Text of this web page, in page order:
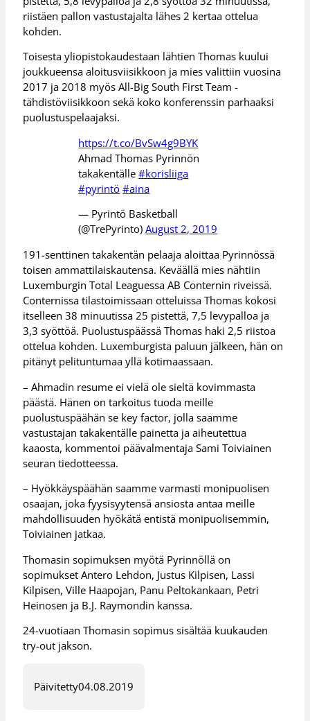
riistäen pallon vastustajalta lähes 2 kertaa ottelua
kohden.
Toisesta yliopistokaudestaan lähtien Thomas kuului
joukkueensa aloitusviisikkoon ja mies valittiin vuosina
2017 ja 2018 myös All-Big South First Team -
tähdistöviisikkoon sekä koko konferenssin parhaaksi
puolustuspelaajaksi.
https://t.co/BvSw4g9BYK
Ahmad Thomas Pyrinnön
takakentälle#korisliiga
#pyrintö #aina
— Pyrintö Basketball
(@TrePyrinto)August 2, 2019
191-senttinen takakentän pelaaja aloittaa Pyrinnössä
toisen ammattilaiskautensa. Keväällä mies nähtiin
Luxemburgin Total Leaguessa AB Conternin riveissä.
Conternissa tilastoimissaan otteluissa Thomas kokosi
itselleen 38 minuutissa 25 pistettä, 7,5 levypalloa ja
3,3 syöttöä. Puolustuspäässä Thomas haki 2,5 riistoa
ottelua kohden. Luxemburgista paluun jälkeen, hän on
pitänyt pelituntumaa yllä kotimaassaan.
– Ahmadin resume ei vielä ole sieltä kovimmasta
päästä. Hänen on tarkoitus tuoda meille
puolustuspäähän se key factor, jolla saamme
vastustajan takakentälle painetta ja aiheutettua
kaaosta, kommentoi päävalmentaja Sami Toiviainen
seuran tiedotteessa.
– Hyökkäyspäähän saamme varmasti monipuolisen
osaajan, joka fyysisyytensä ansiosta antaa meille
mahdollisuuden hyökätä entistä monipuolisemmin,
Toiviainen jatkaa.
Thomasin sopimuksen myötä Pyrinnöllä on
sopimukset Antero Lehdon, Justus Kilpisen, Lassi
Kilpisen, Ville Haapojan, Panu Peltokankaan, Petri
Heinosen ja B.J. Raymondin kanssa.
24-vuotiaan Thomasin sopimus sisältää kuukauden
try-out jakson.
Päivitetty04.08.2019